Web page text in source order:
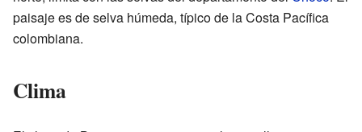
paisaje es de selva húmeda, típico de la Costa Pacífica
colombiana.
Clima